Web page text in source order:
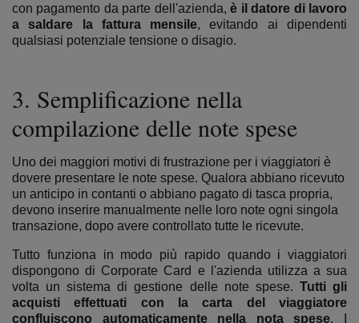
con pagamento da parte dell'azienda, è il datore di lavoro
a saldare la fattura mensile, evitando ai dipendenti
qualsiasi potenziale tensione o disagio.
3. Semplificazione nella
compilazione delle note spese
Uno dei maggiori motivi di frustrazione per i viaggiatori è
dovere presentare le note spese. Qualora abbiano ricevuto
un anticipo in contanti o abbiano pagato di tasca propria,
devono inserire manualmente nelle loro note ogni singola
transazione, dopo avere controllato tutte le ricevute.
Tutto funziona in modo più rapido quando i viaggiatori
dispongono di Corporate Card e l'azienda utilizza a sua
volta un sistema di gestione delle note spese. Tutti gli
acquisti effettuati con la carta del viaggiatore
confluiscono automaticamente nella nota spese.